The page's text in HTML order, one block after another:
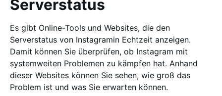
Serverstatus
Es gibt Online-Tools und Websites, die den
Serverstatus von Instagramin Echtzeit anzeigen.
Damit können Sie überprüfen, ob Instagram mit
systemweiten Problemen zu kämpfen hat. Anhand
dieser Websites können Sie sehen, wie groß das
Problem ist und was Sie erwarten können.